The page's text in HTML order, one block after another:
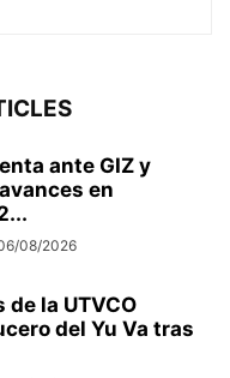
ante GIZ y
en
08/2026
de la UTVCO
del Yu Va tras